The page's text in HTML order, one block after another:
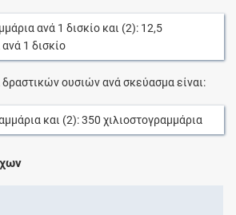
ανά 1 δισκίο και (2): 12,5
ανά 1 δισκίο
ουσιών ανά σκεύασμα είναι:
και (2):350 χιλιοστογραμμάρια